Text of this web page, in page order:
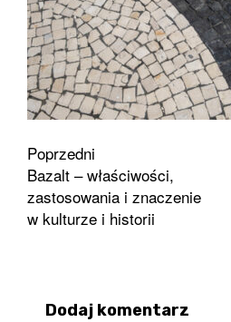
Zobacz
wpisy
Poprzedni
Bazalt – właściwości,
zastosowania i znaczenie
w kulturze i historii
Dodaj komentarz